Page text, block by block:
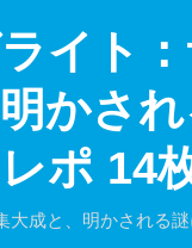
ライト
かさ
ポ 14
大成と、明かされる